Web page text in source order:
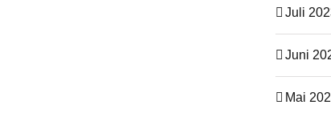
Juli
Juni
Mai